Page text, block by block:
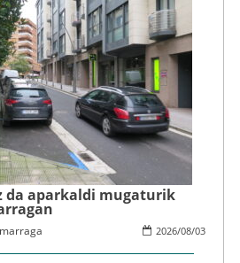
da aparkaldi mugaturik
2026/08/03